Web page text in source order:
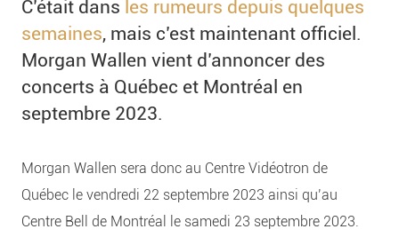
C’était dans les rumeurs depuis quelques
semaines, mais c’est maintenant officiel.
Morgan Wallen vient d’annoncer des
concerts à Québec et Montréal en
septembre 2023.
Morgan Wallen sera donc au Centre Vidéotron de
Québec le vendredi 22 septembre 2023 ainsi qu’au
Centre Bell de Montréal le samedi 23 septembre 2023.